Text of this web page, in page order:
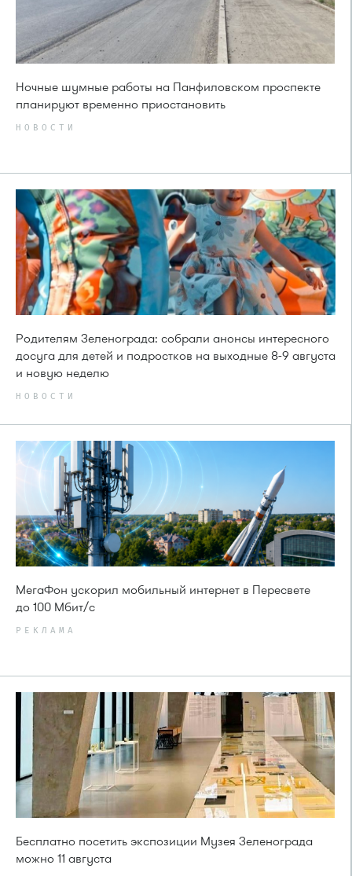
Ночные шумные работы на Панфиловском проспекте
планируют временно приостановить
НОВОСТИ
Родителям Зеленограда: собрали анонсы интересного
досуга для детей и подростков на выходные 8-9 августа
и новую неделю
НОВОСТИ
МегаФон ускорил мобильный интернет в Пересвете
до 100 Мбит/с
РЕКЛАМА
Бесплатно посетить экспозиции Музея Зеленограда
можно 11 августа